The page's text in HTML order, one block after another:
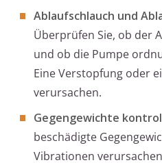
Ablaufschlauch und
Überprüfen Sie, ob der
und ob die Pumpe
Eine Verstopfung oder
verursachen.
Gegengewichte
beschädigte
Vibrationen